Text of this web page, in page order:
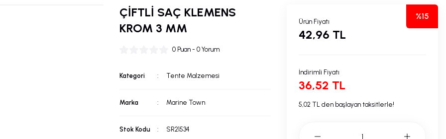
ÇİFTLİ SAÇ KLEMENS
KROM 3 MM
0 Puan - 0 Yorum
Kategori Tente Malzemesi
Marka Marine Town
Stok Kodu SR21534
%15
Ürün Fiyatı
42,96 TL
İndirimli Fiyatı
36,52 TL
5,02 TL den başlayan taksitlerle!